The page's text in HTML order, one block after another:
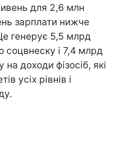
для 2,6 млн
зарплати нижче
генерує 5,5 млрд
соцвнеску і 7,4 млрд
на доходи фізосіб, які
усіх рівнів і